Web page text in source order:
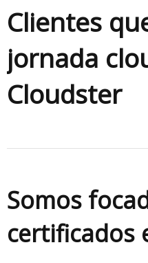
Clientes
jornada
Cloudster
Somos
certificados